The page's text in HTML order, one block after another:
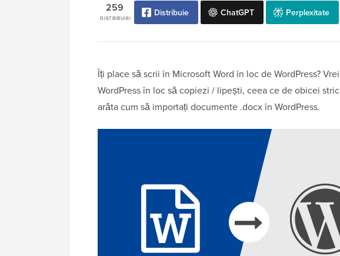
DISTRIBUIRI
259 Distribuie ChatGPT Perplexitate
Îți place să scrii în Microsoft Word în loc de WordPress?
WordPress în loc să copiezi / lipești, ceea ce de obicei
arăta cum să importați documente .docx în WordPress.